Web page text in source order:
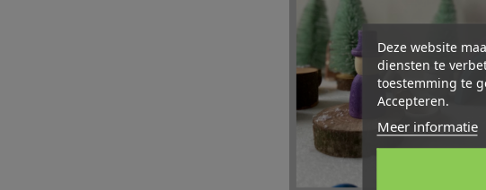
Deze website
diensten te
toestemming te
Accepteren.
Meer informatie